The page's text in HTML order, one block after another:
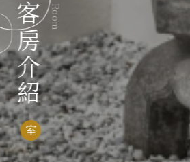
Room
客房介紹
室
退房日期
11
2026 Aug
人數
01
Guests